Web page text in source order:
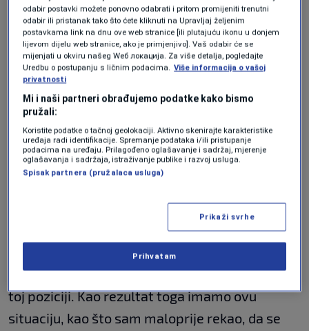
Imamo li se čemu nadati?
Imat ćemo u oktobru izbore, ali čak i da se to
nešto promijeni sa neke strane, opet su to ljudi
koji su bili već u vlasti i koji su također pokazali
da ne mogu donijeti ništa novo ovoj zemlji.
Realno, ne očekujem nikakve bitnije, ako
ikakve, promjene što se tiče politika. Nažalost
novinari i analitičari, već i javnost se fokusira
na to ko će biti izabran, ko će biti u
Predsjedništvu, ko će biti u vladi, a ne kako će
taj neko ili ta neka stranka da funkcioniše na
toj poziciji. Kao rezultat toga imamo ovu
situaciju, kao što sam maloprije rekao, da se
odabir postavki možete ponovno odabrati i pritom promijeniti trenutni
odabir ili pristanak tako što ćete kliknuti na Upravljaj željenim
postavkama link na dnu ove web stranice [ili plutajuću ikonu u donjem
lijevom dijelu web stranice, ako je primjenjivo]. Vaš odabir će se
mijenjati u okviru našeg Wеб локација. Za više detalja, pogledajte
Uredbu o postupanju s ličnim podacima. Više informacija o vašoj
privatnosti
Mi i naši partneri obrađujemo podatke kako bismo
pružali:
Koristite podatke o tačnoj geolokaciji. Aktivno skenirajte karakteristike
uređaja radi identifikacije. Spremanje podataka i/ili pristupanje
podacima na uređaju. Prilagođeno oglašavanje i sadržaj, mjerenje
oglašavanja i sadržaja, istraživanje publike i razvoj usluga.
Spisak partnera (pružalaca usluga)
Prikaži svrhe
Prihvatam